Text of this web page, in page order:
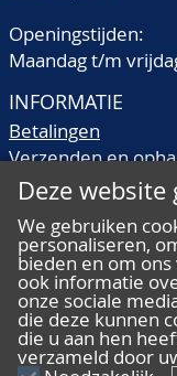
Openingstijden:
Maandag t/m
INFORMATIE
Betalingen
Verzenden en
Veilingtermen
Veelgestelde
ALGEMEEN
Deze
We gebruiken
personaliseren,
bieden en om
ook informatie
onze sociale
die deze kunnen
die u aan hen
verzameld door